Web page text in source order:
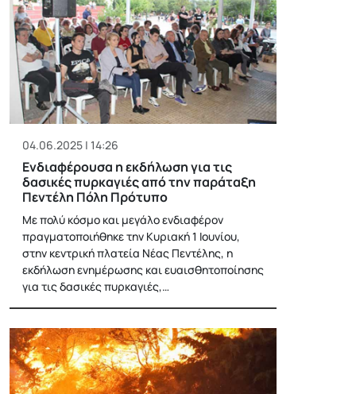
04.06.2025 | 14:26
Ενδιαφέρουσα η εκδήλωση για τις
δασικές πυρκαγιές από την παράταξη
Πεντέλη Πόλη Πρότυπο
Με πολύ κόσμο και μεγάλο ενδιαφέρον
πραγματοποιήθηκε την Κυριακή 1 Ιουνίου,
στην κεντρική πλατεία Νέας Πεντέλης, η
εκδήλωση ενημέρωσης και ευαισθητοποίησης
για τις δασικές πυρκαγιές,…